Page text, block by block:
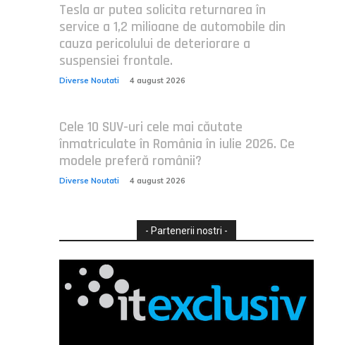
Tesla ar putea solicita returnarea în
service a 1,2 milioane de automobile din
cauza pericolului de deteriorare a
suspensiei frontale.
Diverse Noutati 4 august 2026
Cele 10 SUV-uri cele mai căutate
înmatriculate în România în iulie 2026. Ce
modele preferă românii?
Diverse Noutati 4 august 2026
- Partenerii nostri -